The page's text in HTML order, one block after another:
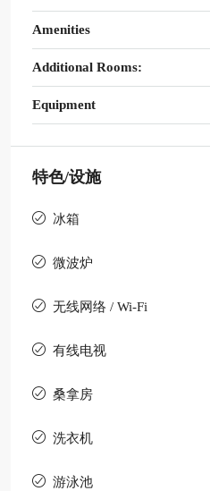
Amenities
Additional Rooms:
Equipment
特色/设施
冰箱
微波炉
无线网络 / Wi-Fi
有线电视
桑拿房
洗衣机
游泳池